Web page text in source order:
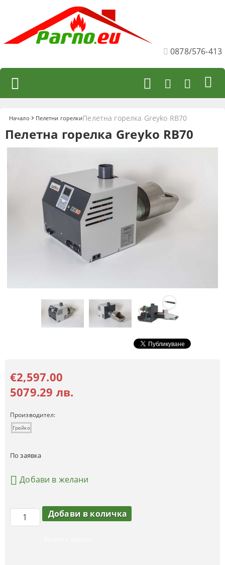
0878/576-413
Начало Пелетни горелкиПелетна горелка Greyko RB70
Пелетна горелка Greyko RB70
€2,597.00
5079.29 лв.
Производител:
Грейко
По заявка
Добави в желани